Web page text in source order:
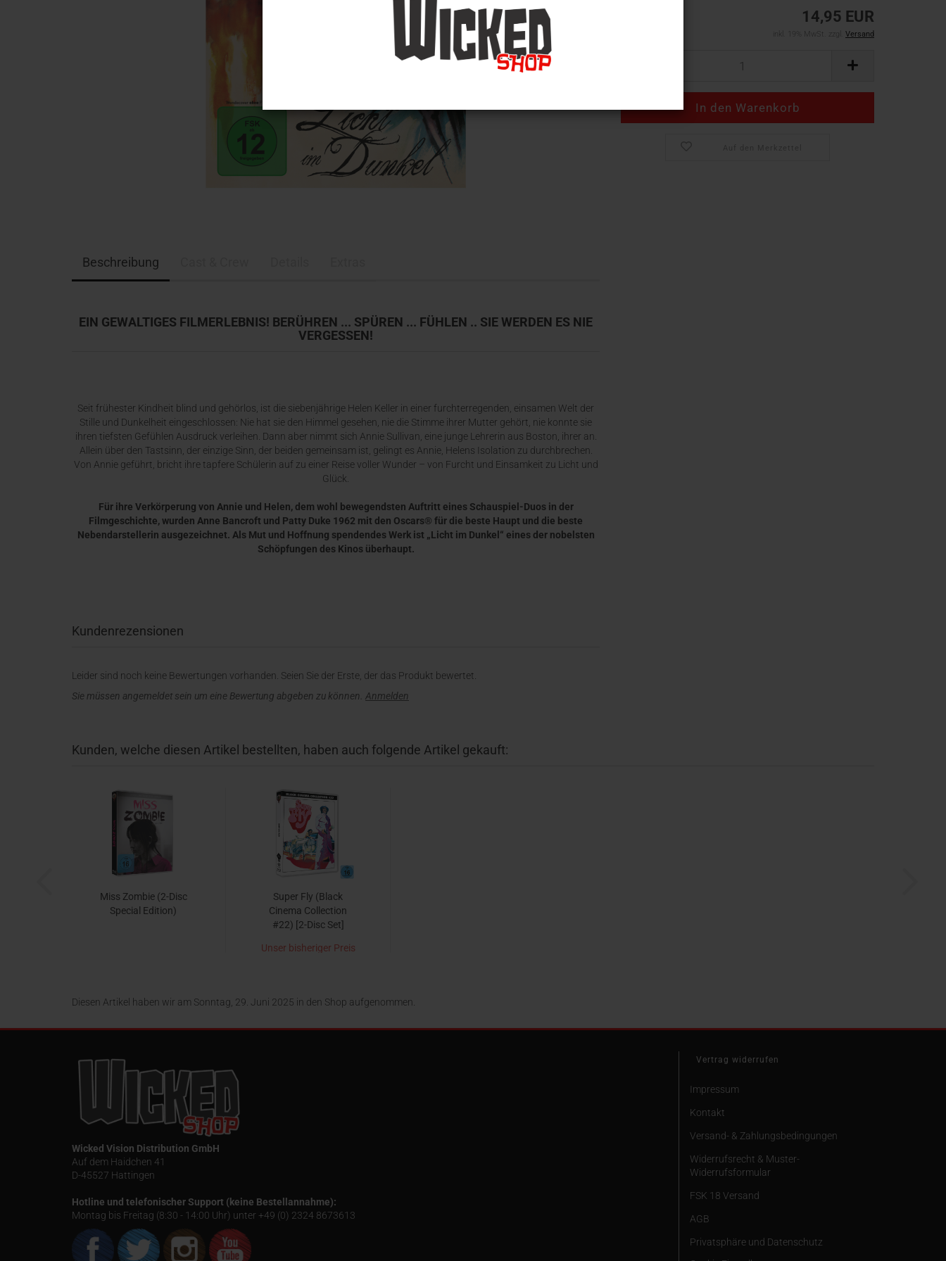
14,95 EUR
inkl. 19% MwSt. zzgl. Versand
Beschreibung
EIN GEWALTIGES FILMERLEBNIS! BERÜHREN ... SPÜREN ... FÜHLEN .. SIE WERDEN ES NIE
VERGESSEN!
Seit frühester Kindheit blind und gehörlos, ist die siebenjährige Helen Keller in einer furchterregenden, einsamen Welt der
Stille und Dunkelheit eingeschlossen: Nie hat sie den Himmel gesehen, nie die Stimme ihrer Mutter gehört, nie konnte sie
ihren tiefsten Gefühlen Ausdruck verleihen. Dann aber nimmt sich Annie Sullivan, eine junge Lehrerin aus Boston, ihrer an.
Allein über den Tastsinn, der einzige Sinn, der beiden gemeinsam ist, gelingt es Annie, Helens Isolation zu durchbrechen.
Von Annie geführt, bricht ihre tapfere Schülerin auf zu einer Reise voller Wunder – von Furcht und Einsamkeit zu Licht und
Glück.
Für ihre Verkörperung von Annie und Helen, dem wohl bewegendsten Auftritt eines Schauspiel-Duos in der
Filmgeschichte, wurden Anne Bancroft und Patty Duke 1962 mit den Oscars® für die beste Haupt und die beste
Nebendarstellerin ausgezeichnet. Als Mut und Hoffnung spendendes Werk ist „Licht im Dunkel“ eines der nobelsten
Schöpfungen des Kinos überhaupt.
Kundenrezensionen
Leider sind noch keine Bewertungen vorhanden. Seien Sie der Erste, der das Produkt bewertet.
Sie müssen angemeldet sein um eine Bewertung abgeben zu können. Anmelden
Kunden, welche diesen Artikel bestellten, haben auch folgende Artikel gekauft:
Miss Zombie (2-Disc
Special Edition)
Super Fly (Black
Cinema Collection
#22) [2-Disc Set]
Unser bisheriger Preis
Diesen Artikel haben wir am Sonntag, 29. Juni 2025 in den Shop aufgenommen.
Wicked Vision Distribution GmbH
Auf dem Haidchen 41
D-45527 Hattingen
Hotline und telefonischer Support (keine Bestellannahme):
Montag bis Freitag (8:30 - 14:00 Uhr) unter +49 (0) 2324 8673613
Vertrag widerrufen
Impressum
Kontakt
Versand- & Zahlungsbedingungen
Widerrufsrecht & Muster-
Widerrufsformular
FSK 18 Versand
AGB
Privatsphäre und Datenschutz